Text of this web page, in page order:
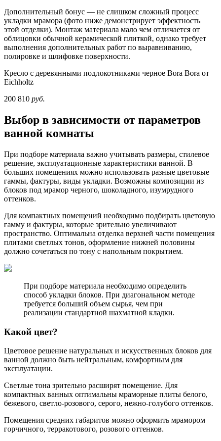
Дополнительный бонус — не слишком сложный процесс
укладки мрамора (фото ниже демонстрирует эффектность
этой отделки). Монтаж материала мало чем отличается от
облицовки обычной керамической плиткой, однако требует
выполнения дополнительных работ по выравниванию,
полировке и шлифовке поверхности.
Кресло с деревянными подлокотниками черное Bora Bora от
Eichholtz
200 810 руб.
Выбор в зависимости от параметров
ванной комнаты
При подборе материала важно учитывать размеры, стилевое
решение, эксплуатационные характеристики ванной. В
больших помещениях можно использовать разные цветовые
гаммы, фактуры, виды укладки. Возможны композиции из
блоков под мрамор черного, шоколадного, изумрудного
оттенков.
Для компактных помещений необходимо подбирать цветовую
гамму и фактуры, которые зрительно увеличивают
пространство. Оптимальна отделка верхней части помещения
плитами светлых тонов, оформление нижней половины
должно сочетаться по тону с напольным покрытием.
При подборе материала необходимо определить
способ укладки блоков. При диагональном методе
требуется больший объем сырья, чем при
реализации стандартной шахматной кладки.
Какой цвет?
Цветовое решение натуральных и искусственных блоков для
ванной должно быть нейтральным, комфортным для
эксплуатации.
Светлые тона зрительно расширят помещение. Для
компактных ванных оптимальны мраморные плиты белого,
бежевого, светло-розового, серого, нежно-голубого оттенков.
Помещения средних габаритов можно оформить мрамором
горчичного, терракотового, розового оттенков.